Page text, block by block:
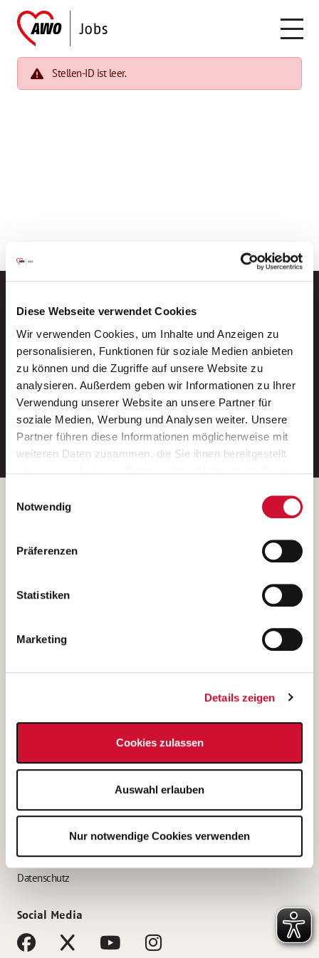
Diese Webseite verwendet Cookies
Wir verwenden Cookies, um Inhalte und Anzeigen zu
personalisieren, Funktionen für soziale Medien anbieten
zu können und die Zugriffe auf unsere Website zu
analysieren. Außerdem geben wir Informationen zu Ihrer
Verwendung unserer Website an unsere Partner für
soziale Medien, Werbung und Analysen weiter. Unsere
Partner führen diese Informationen möglicherweise mit
weiteren Daten zusammen, die Sie ihnen bereitgestellt
Wenn Sie auf „Cookies zulassen“ klicken, so stimmen
Sie der Speicherung sämtlicher Cookies zu. Sie können
Ihre Einwilligung selbstverständlich jederzeit widerrufen,
indem Sie die Cookie-Einstellungen aufrufen und diese
unsererDatenschutzerklärung
Notwendig
Präferenzen
Statistiken
Marketing
Details zeigen
Cookies zulassen
Auswahl erlauben
Nur notwendige Cookies verwenden
Stellen-ID ist leer.
Neue Stellen per E-Mail.
Ein kostenloser Service von AWO
Jobs.
E-Mail-Adresse eintragen
Betreiber der Webseite
Kantstraße 45a
(Ein Tochterunternehmen des AWO Bezirksverbandes Unterfranken
e.V.)
Bewerbung als Altenpflegehelfer*in
Bewerbung als Erzieher*in
AWO Gliederungen nach Bundesland
Impressum
Datenschutz
Social Media